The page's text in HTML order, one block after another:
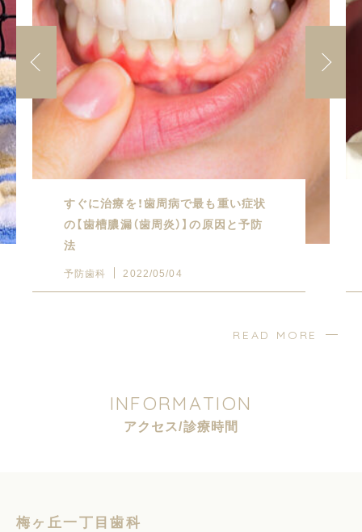
すぐに治療を！歯周病で最も重い症状
の【歯槽膿漏（歯周炎）】の原因と予防
法
予防歯科 2022/05/04
READ MORE
INFORMATION
アクセス/診療時間
梅ヶ丘一丁目歯科